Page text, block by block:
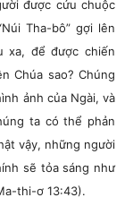
được cứu chuộc
Tha-bô” gợi lên
xa, để được chiến
Chúa sao? Chúng
ảnh của Ngài, và
ta có thể phản
vậy, những người
sẽ tỏa sáng như
thi-ơ 13:43).